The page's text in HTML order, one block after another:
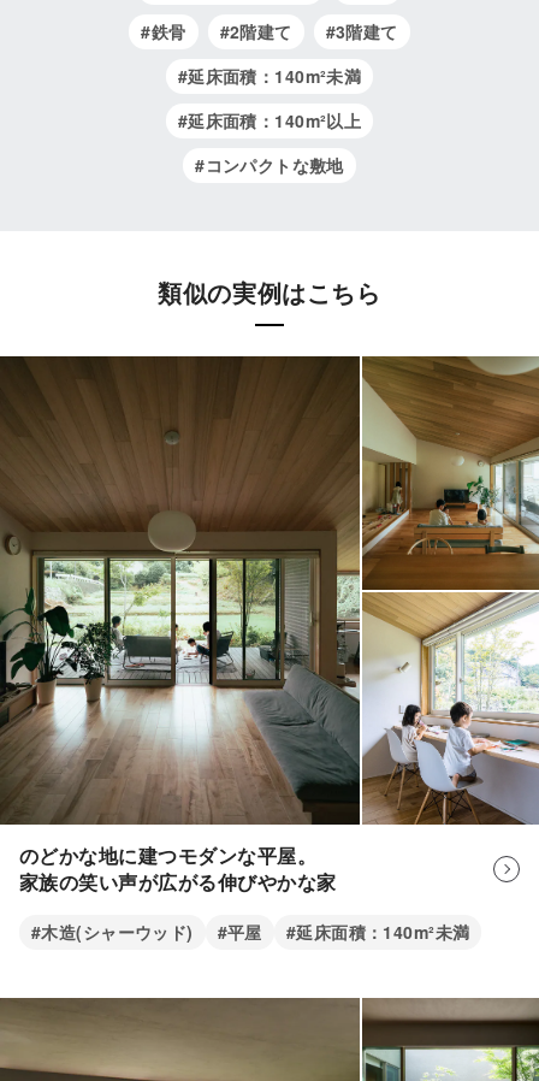
共働きのご夫婦ですので、家事効率を高めるために、水
まわりを集約しました。キッチンから、裏側にあるトイ
レ・洗面・浴室・ランドリールームを回遊できる間取り
#鉄骨
#2階建て
#3階建て
#延床面積：140m²未満
#延床面積：140m²以上
#コンパクトな敷地
類似の実例はこちら
のどかな地に建つモダンな平屋。
家族の笑い声が広がる伸びやかな家
#木造(シャーウッド) #平屋 #延床面積：140m²未満